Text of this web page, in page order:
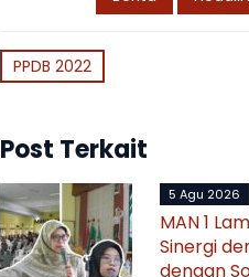
PPDB 2022
Post Terkait
5 Agu 2026
MAN 1
Sinergi
dengan